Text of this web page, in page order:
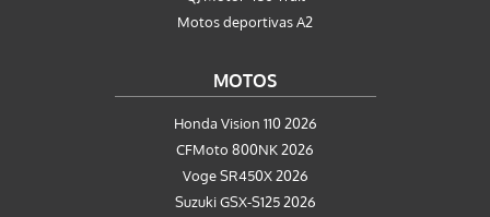
Motos deportivas A2
MOTOS
Honda Vision 110 2026
CFMoto 800NK 2026
Voge SR450X 2026
Suzuki GSX-S125 2026